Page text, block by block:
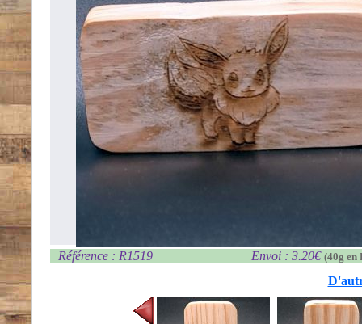
Référence : R1519 Envoi : 3.20€ (40g en